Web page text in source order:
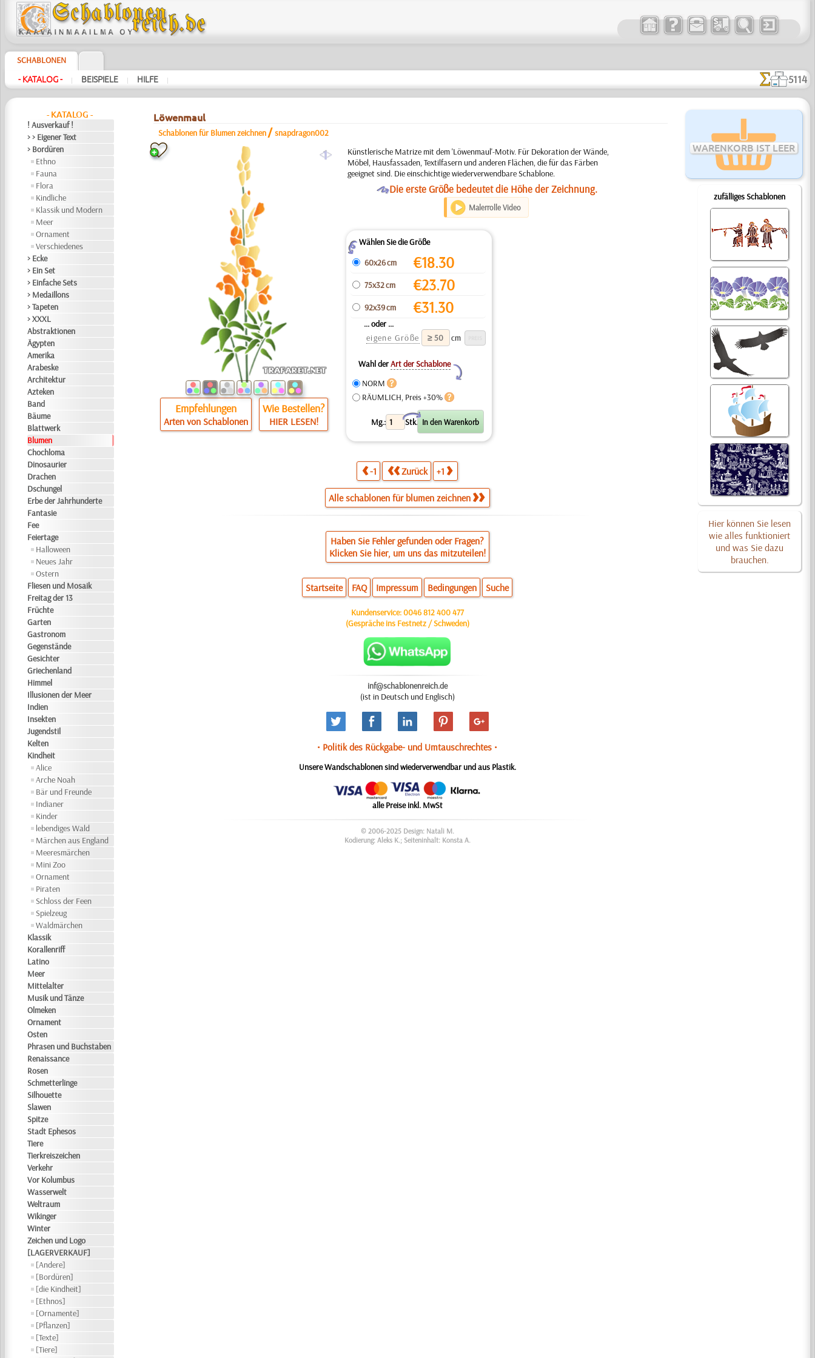
SCHABLONEN
- KATALOG - | BEISPIELE | HILFE | 5114
- KATALOG -
! Ausverkauf !
> > Eigener Text
> Bordüren
Ethno
Fauna
Flora
Kindliche
Klassik und Modern
Meer
Ornament
Verschiedenes
> Ecke
> Ein Set
> Einfache Sets
> Medaillons
> Tapeten
> XXXL
Abstraktionen
Ägypten
Amerika
Arabeske
Architektur
Azteken
Band
Bäume
Blattwerk
Blumen
Chochloma
Dinosaurier
Drachen
Dschungel
Erbe der Jahrhunderte
Fantasie
Fee
Feiertage
Halloween
Neues Jahr
Ostern
Fliesen und Mosaik
Freitag der 13
Früchte
Garten
Gastronom
Gegenstände
Gesichter
Griechenland
Himmel
Illusionen der Meer
Indien
Insekten
Jugendstil
Kelten
Kindheit
Alice
Arche Noah
Bär und Freunde
Indianer
Kinder
lebendiges Wald
Märchen aus England
Meeresmärchen
Mini Zoo
Ornament
Piraten
Schloss der Feen
Spielzeug
Waldmärchen
Klassik
Korallenriff
Latino
Meer
Mittelalter
Musik und Tänze
Olmeken
Ornament
Osten
Phrasen und Buchstaben
Renaissance
Rosen
Schmetterlinge
Silhouette
Slawen
Spitze
Stadt Ephesos
Tiere
Tierkreiszeichen
Verkehr
Vor Kolumbus
Wasserwelt
Weltraum
Wikinger
Winter
Zeichen und Logo
[LAGERVERKAUF]
[Andere]
[Bordüren]
[die Kindheit]
[Ethnos]
[Ornamente]
[Pflanzen]
[Texte]
[Tiere]
WARENKORB IST LEER
zufälliges Schablonen
Hier können Sie lesen
wie alles funktioniert
und was Sie dazu
brauchen.
Löwenmaul
Schablonen für Blumen zeichnen /snapdragon002
a
Empfehlungen
Arten von Schablonen
Wie Bestellen?
HIER LESEN!
Künstlerische Matrize mit dem 'Löwenmaul'-Motiv. Für Dekoration der Wände,
Möbel, Hausfassaden, Textilfasern und anderen Flächen, die für das Färben
geeignet sind. Die einschichtige wiederverwendbare Schablone.
ODie erste Größe bedeutet die Höhe der Zeichnung.
Malerrolle Video
ZWählen Sie die Größe
60x26 cm
€18.30
75x32 cm €23.70
92x39 cm €31.30
... oder ...
eigene Größe
cm
Wahl derArt der Schablone
Y
NORM
RÄUMLICH, Preis +30%
Mg.: Stk.
X
-1 Zurück +1
Alle schablonen für blumen zeichnen
Haben Sie Fehler gefunden oder Fragen?
Klicken Sie hier, um uns das mitzuteilen!
Startseite FAQ Impressum Bedingungen Suche
Kundenservice:0046 812 400 477
(Gespräche ins Festnetz / Schweden)
inf@schablonenreich.de
(ist in Deutsch und Englisch)
• Politik des Rückgabe- und Umtauschrechtes •
Unsere Wandschablonen sind wiederverwendbar und aus Plastik.
alle Preise inkl. MwSt
© 2006-2025 Design: Natali M.
Kodierung: Aleks K.; Seiteninhalt: Konsta A.